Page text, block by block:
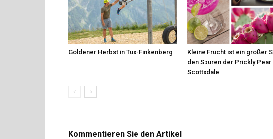
Goldener Herbst in Tux-Finkenberg
Kleine Frucht ist ein großer
den Spuren der Prickly Pear
Scottsdale
Kommentieren Sie den Artikel